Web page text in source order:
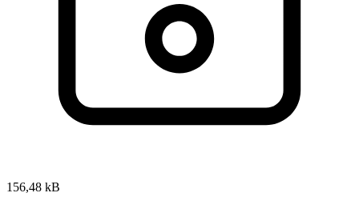
156,48 kB